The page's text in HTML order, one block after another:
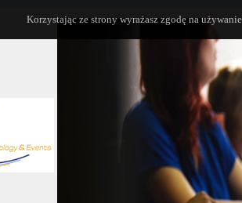
Korzystając ze strony wyrażasz zgodę na